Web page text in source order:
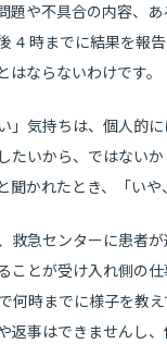
題や不具合の内容、
4 時までに結果を報
ならないわけです。
」気持ちは、個人的
たいから、ではない
かれたとき、「い
救急センターに患者
ことが受け入れ側の
何時までに様子を教
事はできませんし